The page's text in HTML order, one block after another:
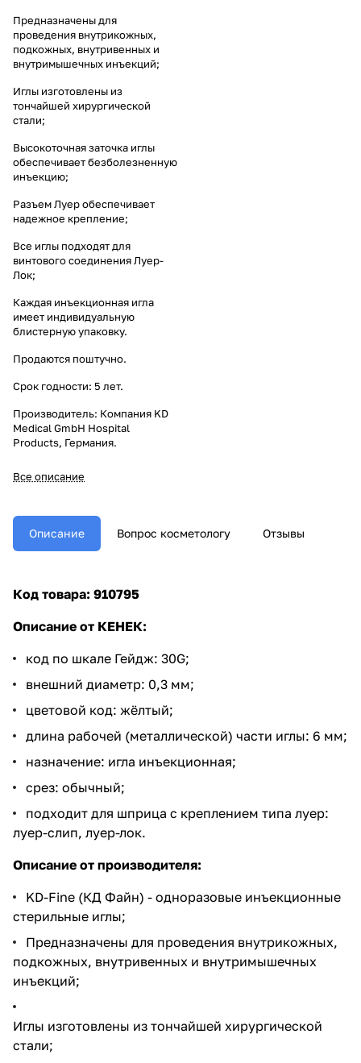
Предназначены для
проведения внутрикожных,
подкожных, внутривенных и
внутримышечных инъекций;
Иглы изготовлены из
тончайшей хирургической
стали;
Высокоточная заточка иглы
обеспечивает безболезненную
инъекцию;
Разъем Луер обеспечивает
надежное крепление;
Все иглы подходят для
винтового соединения Луер-
Лок;
Каждая инъекционная игла
имеет индивидуальную
блистерную упаковку.
Продаются поштучно.
Срок годности: 5 лет.
Производитель: Компания KD
Medical GmbH Hospital
Products, Германия.
Все описание
Описание Вопрос косметологу Отзывы
Код товара: 910795
Описание от КЕНЕК:
код по шкале Гейдж: 30G;
внешний диаметр: 0,3 мм;
цветовой код: жёлтый;
длина рабочей (металлической) части иглы: 6 мм;
назначение: игла инъекционная;
срез: обычный;
подходит для шприца с креплением типа луер:
луер-слип, луер-лок.
Описание от производителя:
KD-Fine (КД Файн) - одноразовые инъекционные
стерильные иглы;
Предназначены для проведения внутрикожных,
подкожных, внутривенных и внутримышечных
инъекций;
Иглы изготовлены из тончайшей хирургической
стали;